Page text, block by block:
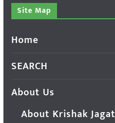
Site Map
Home
SEARCH
About Us
About Krishak Jagat